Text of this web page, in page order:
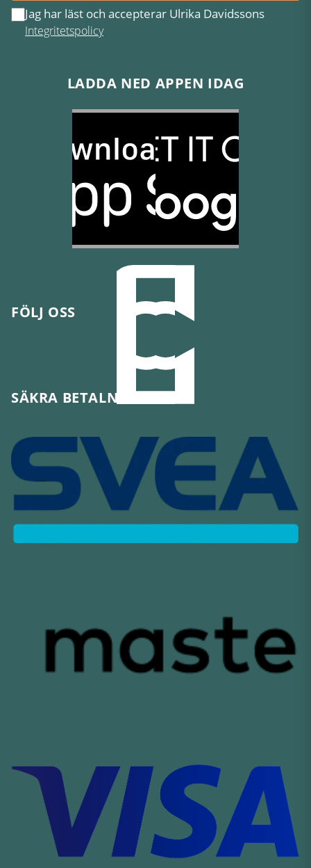
Jag har läst och accepterar Ulrika Davidssons
Integritetspolicy
LADDA NED APPEN IDAG
FÖLJ OSS
SÄKRA BETALNINGAR